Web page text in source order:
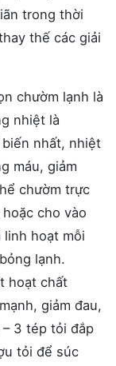
trong thời
thế các giải
chườm lạnh là
nhiệt là
nhất, nhiệt
máu, giảm
chườm trực
cho vào
linh hoạt mỗi
lạnh.
hoạt chất
giảm đau,
3 tép tỏi đắp
tỏi để súc